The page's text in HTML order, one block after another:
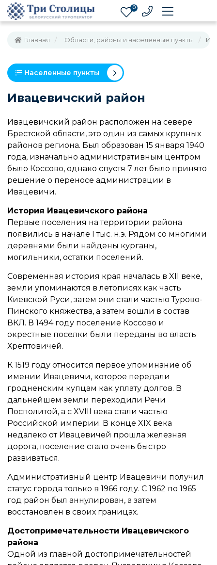
0
Главная Области, районы и населенные пункты
Населенные пункты
Ивацевичский район
Ивацевичский район расположен на севере
Брестской области, это один из самых крупных
районов региона. Был образован 15 января 1940
года, изначально административным центром
было Коссово, однако спустя 7 лет было принято
решение о переносе администрации в
Ивацевичи.
История Ивацевичского района
Первые поселения на территории района
появились в начале I тыс. н.э. Рядом со многими
деревнями были найдены курганы,
могильники, остатки поселений.
Современная история края началась в XII веке,
земли упоминаются в летописях как часть
Киевской Руси, затем они стали частью Турово-
Пинского княжества, а затем вошли в состав
ВКЛ. В 1494 году поселение Коссово и
окрестные поселки были переданы во власть
Хрептовичей.
К 1519 году относится первое упоминание об
имении Ивацевичи, которое передали
гродненским купцам как уплату долгов. В
дальнейшем земли переходили Речи
Посполитой, а с XVIII века стали частью
Российской империи. В конце XIX века
недалеко от Ивацевичей прошла железная
дорога, поселение стало очень быстро
развиваться.
Административный центр Ивацевичи получил
статус города только в 1966 году. С 1962 по 1965
год район был аннулирован, а затем
восстановлен в своих границах.
Достопримечательности Ивацевичского
района
Одной из главной достопримечательностей